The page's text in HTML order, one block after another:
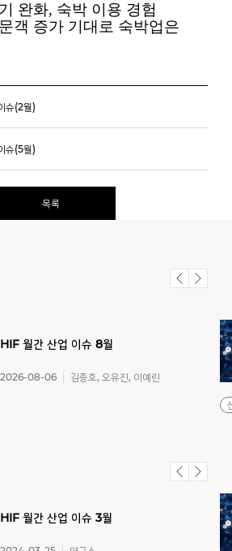
완화, 숙박 이용 경험
객 증가 기대로 숙박업은
슈(2월)
슈(5월)
목록
HIF 월간 산업 이슈 8월
2026-08-06 김종호, 오유진, 이예린
HIF 월간 산업 이슈 3월